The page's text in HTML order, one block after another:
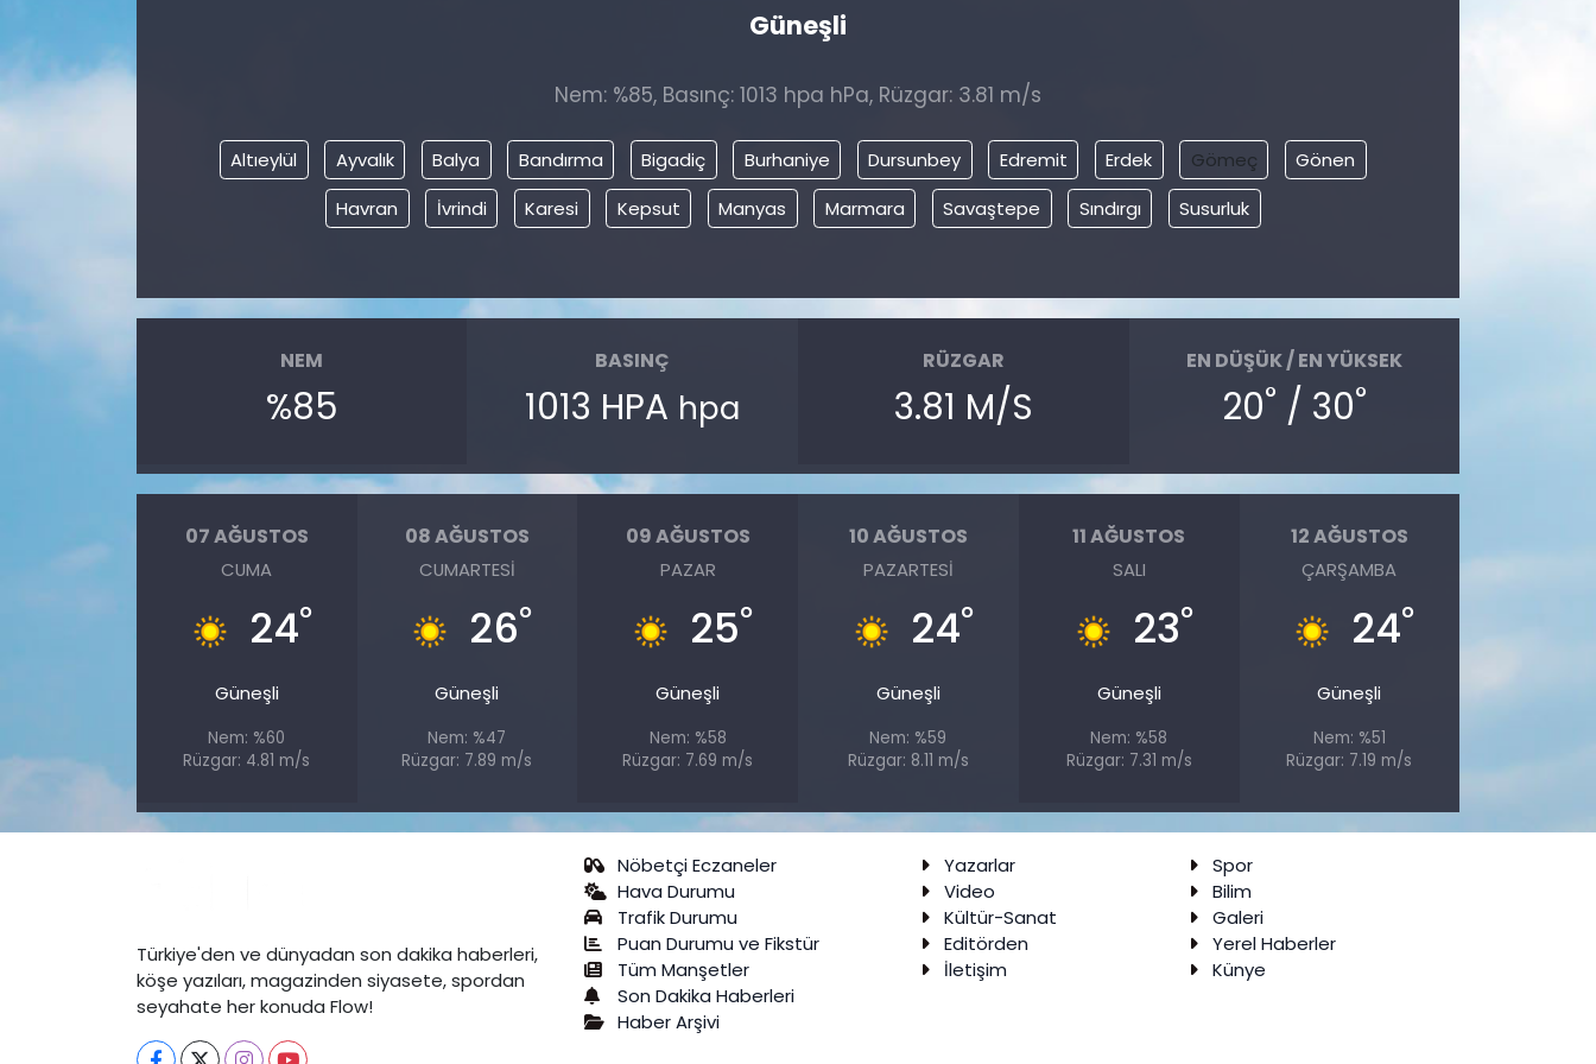
Güneşli
Nem: %85, Basınç: 1013 hpa hPa, Rüzgar: 3.81 m/s
Altıeylül Ayvalık Balya Bandırma Bigadiç Burhaniye Dursunbey Edremit Erdek Gömeç
Gönen
Havran
İvrindi Karesi Kepsut Manyas Marmara Savaştepe Sındırgı Susurluk
NEM
%85
BASINÇ
1013 HPA hpa
RÜZGAR
3.81 M/S
EN DÜŞÜK / EN YÜKSEK
20° / 30°
07 AĞUSTOS
CUMA
24°
Güneşli
Nem: %60
Rüzgar: 4.81 m/s
08 AĞUSTOS
CUMARTESI
26°
Güneşli
Nem: %47
Rüzgar: 7.89 m/s
09 AĞUSTOS
PAZAR
25°
Güneşli
Nem: %58
Rüzgar: 7.69 m/s
10 AĞUSTOS
PAZARTESI
24°
Güneşli
Nem: %59
Rüzgar: 8.11 m/s
11 AĞUSTOS
SALI
23°
Güneşli
Nem: %58
Rüzgar: 7.31 m/s
12 AĞUSTOS
ÇARŞAMBA
24°
Güneşli
Nem: %51
Rüzgar: 7.19 m/s
Türkiye'den ve dünyadan son dakika haberleri,
köşe yazıları, magazinden siyasete, spordan
seyahate her konuda Flow!
Nöbetçi Eczaneler
Hava Durumu
Trafik Durumu
Puan Durumu ve Fikstür
Tüm Manşetler
Son Dakika Haberleri
Haber Arşivi
Yazarlar
Spor
Video
Bilim
Kültür-Sanat
Galeri
Editörden
Yerel Haberler
İletişim
Künye